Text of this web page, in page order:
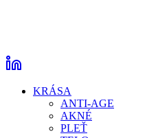
KRÁSA
ANTI-AGE
AKNÉ
PLEŤ